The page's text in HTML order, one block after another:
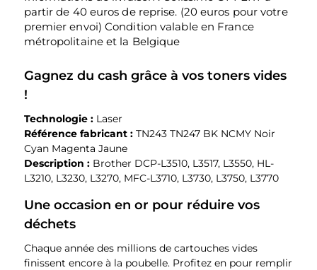
partir de 40 euros de reprise. (20 euros pour votre
premier envoi) Condition valable en France
métropolitaine et la Belgique
Gagnez du cash grâce à vos toners vides
!
Technologie :Laser
Référence fabricant : TN243 TN247 BK NCMY Noir
Cyan Magenta Jaune
Description : Brother DCP-L3510, L3517, L3550, HL-
L3210, L3230, L3270, MFC-L3710, L3730, L3750, L3770
Une occasion en or pour réduire vos
déchets
Chaque année des millions de cartouches vides
finissent encore à la poubelle. Profitez en pour remplir